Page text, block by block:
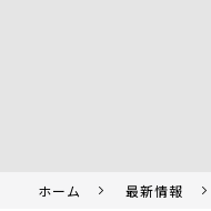
ホーム 最新情報